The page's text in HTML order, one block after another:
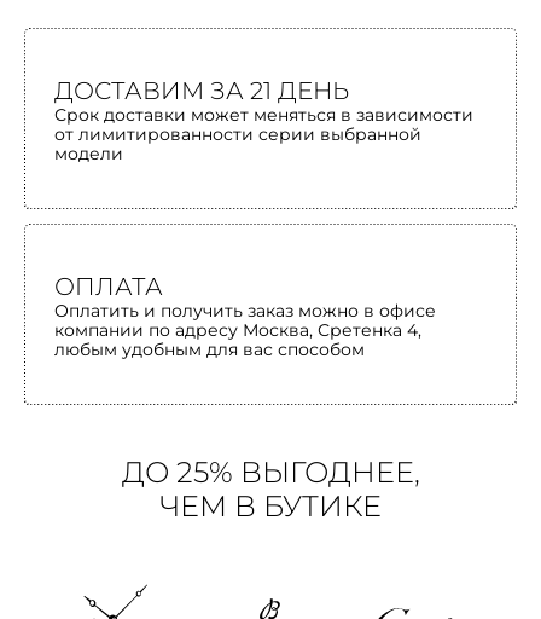
ДОСТАВИМ ЗА 21 ДЕНЬ
Срок доставки может меняться в зависимости
от лимитированности серии выбранной
модели
ОПЛАТА
Оплатить и получить заказ можно в офисе
компании по адресу Москва, Сретенка 4,
любым удобным для вас способом
ДО 25% ВЫГОДНЕЕ,
ЧЕМ В БУТИКЕ